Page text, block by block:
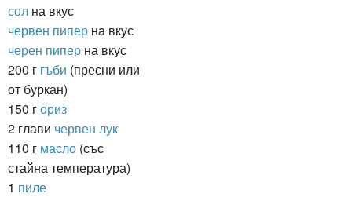
сол на вкус
червен пипер на вкус
черен пипер на вкус
200 г гъби (пресни или
от буркан)
150 гориз
2 глави червен лук
110 г масло (със
стайна температура)
1 пиле